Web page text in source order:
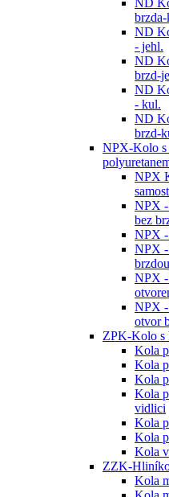
ND
ND
- jehl.
ND
brzd-
ND
- kul.
ND
brzd-
NPX-Kolo s
NPX
NPX -
bez
NPX -
NPX -
brzdou
NPX -
NPX -
otvor
ZPK-Kolo s
Kola
Kola
Kola
Kola
vidlici
Kola
Kola
Kola
ZZK-
Kola